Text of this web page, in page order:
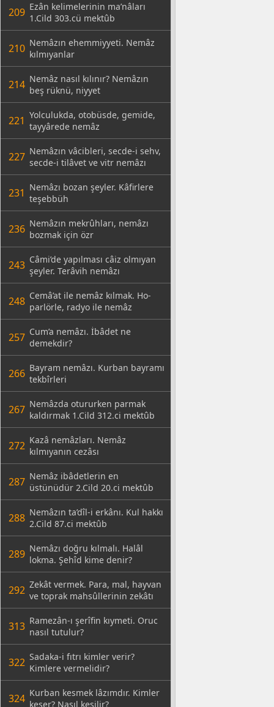
209 Ezân kelimelerinin ma’nâları
1.Cild 303.cü mektûb
210 Nemâzın ehemmiyyeti. Nemâz
kılmıyanlar
214 Nemâz nasıl kılınır? Nemâzın
beş rüknü, niyyet
221 Yolculukda, otobüsde, gemide,
tayyârede nemâz
227 Nemâzın vâcibleri, secde-i sehv,
secde-i tilâvet ve vitr nemâzı
231 Nemâzı bozan şeyler. Kâfirlere
teşebbüh
236 Nemâzın mekrûhları, nemâzı
bozmak için özr
243 Câmi’de yapılması câiz olmıyan
şeyler. Terâvih nemâzı
248 Cemâ’at ile nemâz kılmak. Ho-
parlörle, radyo ile nemâz
257 Cum’a nemâzı. İbâdet ne
demekdir?
266 Bayram nemâzı. Kurban bayramı
tekbîrleri
267 Nemâzda otururken parmak
kaldırmak 1.Cild 312.ci mektûb
272 Kazâ nemâzları. Nemâz
kılmıyanın cezâsı
287 Nemâz ibâdetlerin en
üstünüdür 2.Cild 20.ci mektûb
288 Nemâzın ta’dîl-i erkânı. Kul hakkı
2.Cild 87.ci mektûb
289 Nemâzı doğru kılmalı. Halâl
lokma. Şehîd kime denir?
292 Zekât vermek. Para, mal, hayvan
ve toprak mahsûllerinin zekâtı
313 Ramezân-ı şerîfin kıymeti. Oruc
nasıl tutulur?
322 Sadaka-i fıtrı kimler verir?
Kimlere vermelidir?
324 Kurban kesmek lâzımdır. Kimler
keser? Nasıl kesilir?